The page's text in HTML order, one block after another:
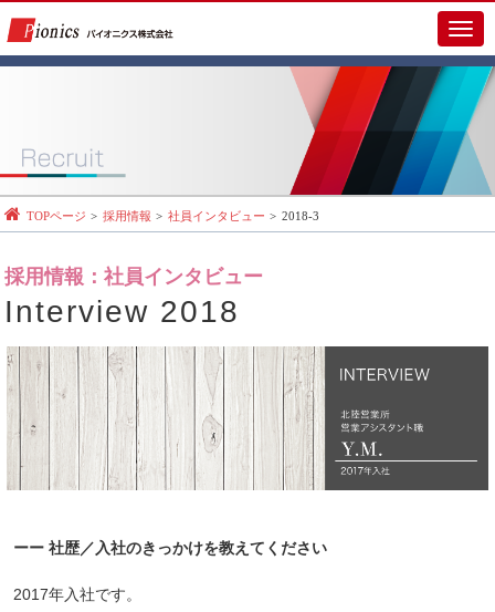
メ
イ
メ
ニ
ュ
TOPページ 採用情報 社員インタビュー 2018-3
採用情報：社員インタビュー
Interview 2018
ーー 社歴／入社のきっかけを教えてください
2017年入社です。